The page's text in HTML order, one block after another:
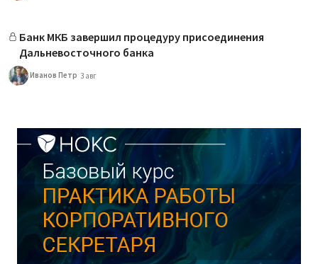
Банк МКБ завершил процедуру присоединения
Дальневосточного банка
Иванов Петр 3 авг